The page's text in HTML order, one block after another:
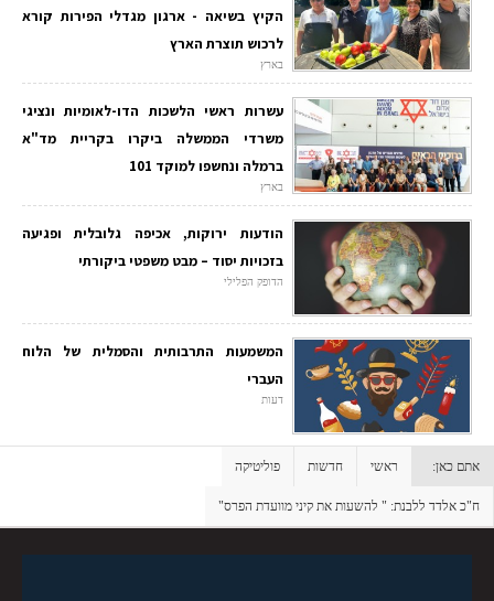
הקיץ בשיאה - ארגון מגדלי הפירות קורא
לרכוש תוצרת הארץ
בארץ
עשרות ראשי הלשכות הדו-לאומיות ונציגי
משרדי הממשלה ביקרו בקריית מד"א
ברמלה ונחשפו למוקד 101
בארץ
הודעות ירוקות, אכיפה גלובלית ופגיעה
בזכויות יסוד – מבט משפטי ביקורתי
הדופק הפלילי
המשמעות התרבותית והסמלית של הלוח
העברי
דעות
אתם כאן: ראשי חדשות פוליטיקה
ח"כ אלדד ללבנת: " להשעות את קיני מוועדת הפרס"